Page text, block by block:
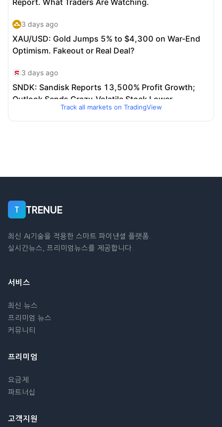
Track all markets on TradingView
T TRENUE
최신 AI기술을 적용한 스마트 파이낸셜 플랫폼.
실시간뉴스, 프리미엄뉴스를 제공합니다.
서비스
최신 뉴스
프리미엄 뉴스
커뮤니티
프리미엄
요금제
파트너십
고객지원